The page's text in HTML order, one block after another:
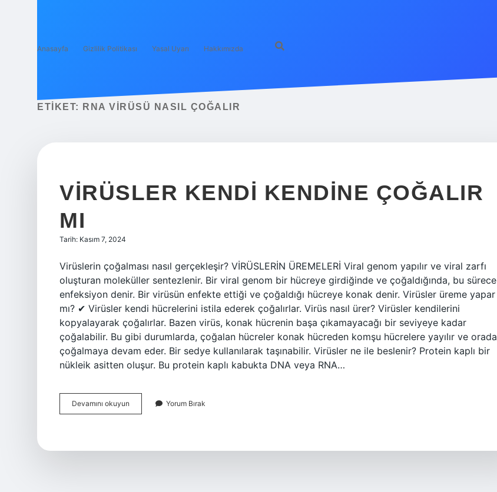
Anasayfa Gizlilik Politikası Yasal Uyarı Hakkımızda
ETIKET: RNA VIRÜSÜ NASIL ÇOĞALIR
VIRÜSLER KENDI KENDINE ÇOĞALIR
MI
Tarih: Kasım 7, 2024
Virüslerin çoğalması nasıl gerçekleşir? VİRÜSLERİN ÜREMELERİ Viral genom yapılır ve viral zarfı
oluşturan moleküller sentezlenir. Bir viral genom bir hücreye girdiğinde ve çoğaldığında, bu sürece
enfeksiyon denir. Bir virüsün enfekte ettiği ve çoğaldığı hücreye konak denir. Virüsler üreme yapar
mı? ✔ Virüsler kendi hücrelerini istila ederek çoğalırlar. Virüs nasıl ürer? Virüsler kendilerini
kopyalayarak çoğalırlar. Bazen virüs, konak hücrenin başa çıkamayacağı bir seviyeye kadar
çoğalabilir. Bu gibi durumlarda, çoğalan hücreler konak hücreden komşu hücrelere yayılır ve orada
çoğalmaya devam eder. Bir sedye kullanılarak taşınabilir. Virüsler ne ile beslenir? Protein kaplı bir
nükleik asitten oluşur. Bu protein kaplı kabukta DNA veya RNA…
Devamını okuyun
Kendi
Yorum Bırak